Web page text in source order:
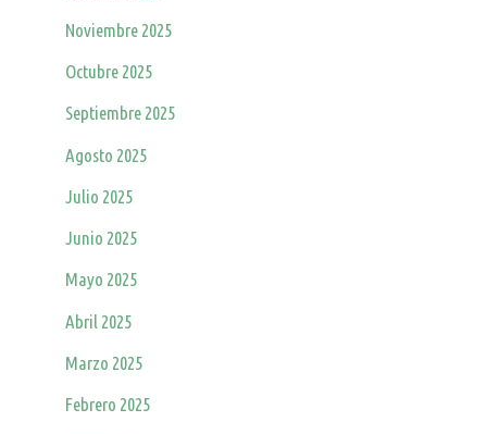
Noviembre 2025
Octubre 2025
Septiembre 2025
Agosto 2025
Julio 2025
Junio 2025
Mayo 2025
Abril 2025
Marzo 2025
Febrero 2025